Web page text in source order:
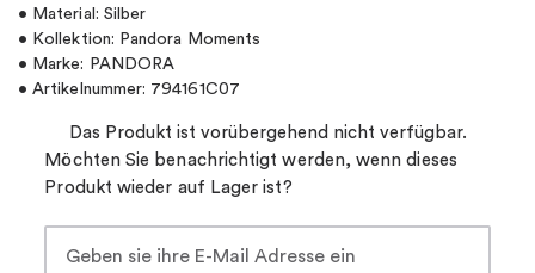
• Material: Silber
• Kollektion: Pandora Moments
• Marke: PANDORA
• Artikelnummer: 794161C07
Das Produkt ist vorübergehend nicht verfügbar.
Möchten Sie benachrichtigt werden, wenn dieses
Produkt wieder auf Lager ist?